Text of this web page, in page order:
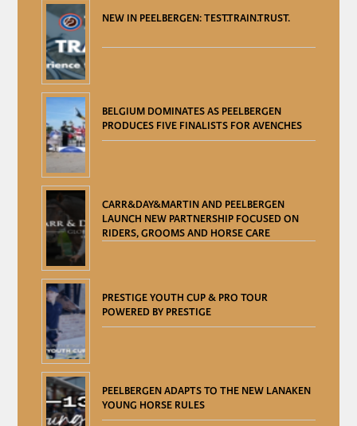
NEW IN PEELBERGEN: TEST.TRAIN.TRUST.
BELGIUM DOMINATES AS PEELBERGEN
PRODUCES FIVE FINALISTS FOR AVENCHES
CARR&DAY&MARTIN AND PEELBERGEN
LAUNCH NEW PARTNERSHIP FOCUSED ON
RIDERS, GROOMS AND HORSE CARE
PRESTIGE YOUTH CUP & PRO TOUR
POWERED BY PRESTIGE
PEELBERGEN ADAPTS TO THE NEW LANAKEN
YOUNG HORSE RULES